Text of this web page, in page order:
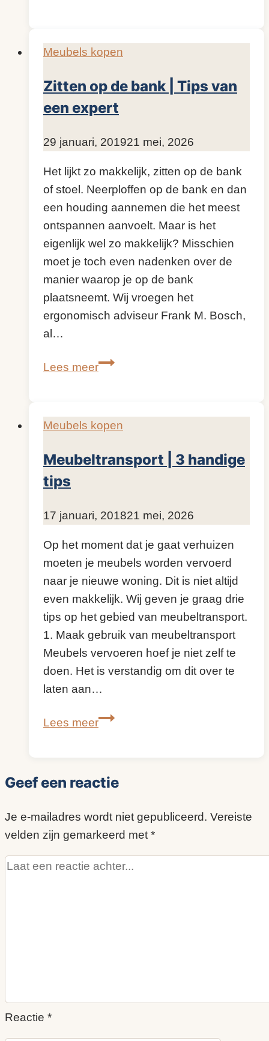
woonverzekering
bij
gestolen
meubels?
Meubels kopen
Zitten op de bank | Tips van
een expert
DoorKijkopMeubelen.nl
29 januari, 201921 mei, 2026
Het lijkt zo makkelijk, zitten op de bank
of stoel. Neerploffen op de bank en dan
een houding aannemen die het meest
ontspannen aanvoelt. Maar is het
eigenlijk wel zo makkelijk? Misschien
moet je toch even nadenken over de
manier waarop je op de bank
plaatsneemt. Wij vroegen het
ergonomisch adviseur Frank M. Bosch,
al…
Lees meerZitten
bank
|
Tips
van
Meubels kopen
Meubeltransport | 3 handige
tips
DoorKijkopMeubelen.nl
17 januari, 201821 mei, 2026
Op het moment dat je gaat verhuizen
moeten je meubels worden vervoerd
naar je nieuwe woning. Dit is niet altijd
even makkelijk. Wij geven je graag drie
tips op het gebied van meubeltransport.
1. Maak gebruik van meubeltransport
Meubels vervoeren hoef je niet zelf te
doen. Het is verstandig om dit over te
laten aan…
Lees meerMeubeltransport
tips
Geef een reactie
Je e-mailadres wordt niet gepubliceerd. Vereiste
velden zijn gemarkeerd met *
Reactie *